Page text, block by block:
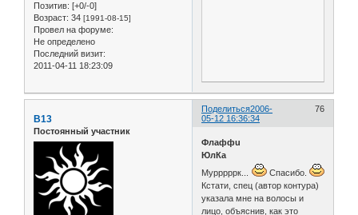
Позитив: [+0/-0]
Возраст: 34 [1991-08-15]
Провел на форуме:
Не определено
Последний визит:
2011-04-11 18:23:09
Поделиться 76
2006-
05-12 16:36:34
B13
Постоянный участник
Флаффu
ЮлКа
Мурррррк...
Спасибо.
Кстати, спец (автор контура)
указала мне на волосы и
лицо, объяснив, как это